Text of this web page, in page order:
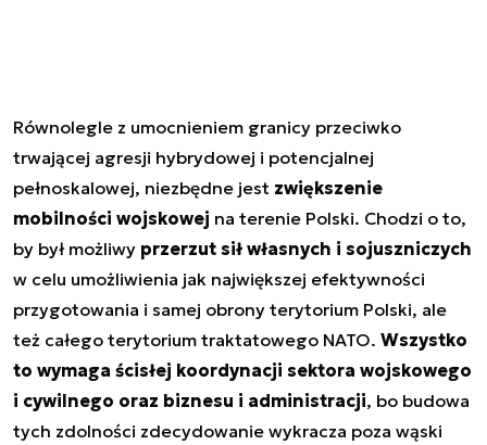
Równolegle z umocnieniem granicy przeciwko
trwającej agresji hybrydowej i potencjalnej
pełnoskalowej, niezbędne jest zwiększenie
mobilności wojskowej na terenie Polski. Chodzi o to,
by był możliwy przerzut sił własnych i sojuszniczych
w celu umożliwienia jak największej efektywności
przygotowania i samej obrony terytorium Polski, ale
też całego terytorium traktatowego NATO. Wszystko
to wymaga ścisłej koordynacji sektora wojskowego
i cywilnego oraz biznesu i administracji, bo budowa
tych zdolności zdecydowanie wykracza poza wąski